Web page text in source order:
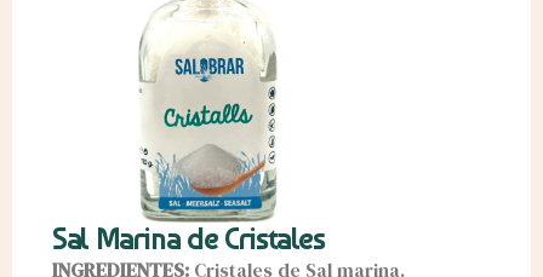
Sal Marina de Cristales
INGREDIENTES: Cristales de Sal marina.